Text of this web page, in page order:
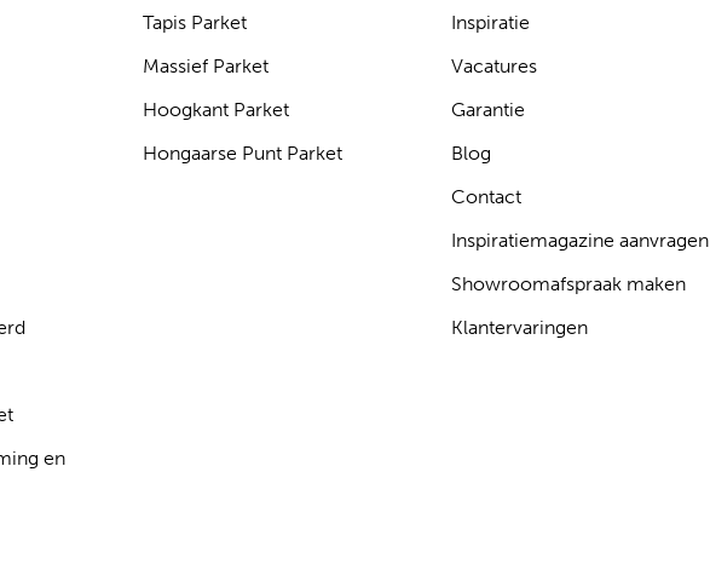
en
Tapis Parket
Massief Parket
Hoogkant Parket
Hongaarse Punt Parket
Inspiratie
Vacatures
Garantie
Blog
Contact
Inspiratiemagazine aanvragen
Showroomafspraak maken
Klantervaringen